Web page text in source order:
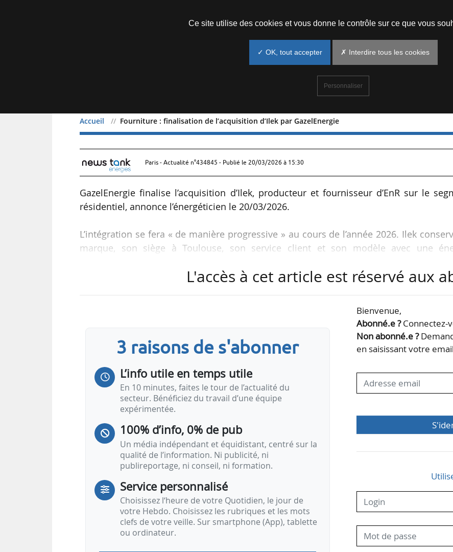
Accueil Fourniture : finalisation de l’acquisition d’Ilek par GazelEnergie
Fourniture : finalisation de l’acquisition d’Ilek par
Paris - Actualité n°434845 - Publié le 20/03/2026 à 15:30
GazelEnergie finalise l’acquisition d’Ilek, producteur et fournisseur d’EnR sur le
résidentiel, annonce l’énergéticien le 20/03/2026.
L’intégration se fera « de manière progressive » au cours de l’année 2026. Ilek
marque, son siège à Toulouse, son service client et son modèle avec une
partir de l’été 2026. L’objectif est de doubler le portefeuille de clients d’ici 2029.
approvisionnement, l’accès aux capacités de production et d’agrégation du groupe, et
solidité financière accrue dans un marché de l’énergie en pleine recomposition
fin de l’Arenh le 01/01/2026 », indique…
L'accès à cet article est réservé aux
3 raisons de s'abonner
L’info utile en temps utile
En 10 minutes, faites le tour de l’actualité du
secteur. Bénéficiez du travail d’une équipe
expérimentée.
100% d’info, 0% de pub
Un média indépendant et équidistant, centré sur la
qualité de l’information. Ni publicité, ni
publireportage, ni conseil, ni formation.
Service personnalisé
Choisissez l‘heure de votre Quotidien, le jour de
votre Hebdo. Choisissez les rubriques et les mots
clefs de votre veille. Sur smartphone (App), tablette
ou ordinateur.
Bienvenue,
Abonné.e ?Connectez-
Non abonné.e ?
en saisissant votre
Ce site utilise des cookies et vous donne le contrôle sur ce que vous
✓ OK, tout accepter ✗ Interdire tous les cookies
Personnaliser